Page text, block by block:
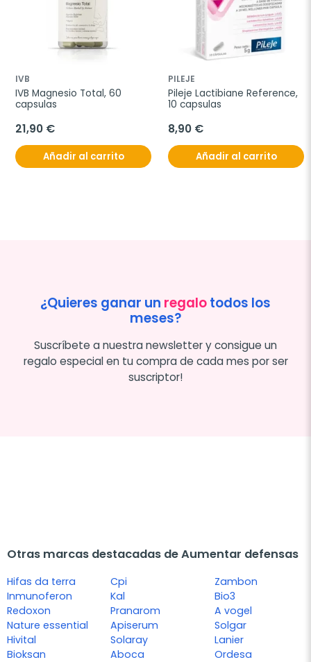
IVB
IVB Magnesio Total, 60
capsulas
21,90 €
Añadir al carrito
PILEJE
Pileje Lactibiane Reference,
10 capsulas
8,90 €
Añadir al carrito
¿Quieres ganar un regalotodos los
meses?
Suscríbete a nuestra newsletter y consigue un
regalo especial en tu compra de cada mes por ser
suscriptor!
Otras marcas destacadas de Aumentar defensas
Hifas da terra
Inmunoferon
Redoxon
Nature essential
Hivital
Bioksan
Cpi
Kal
Pranarom
Apiserum
Solaray
Aboca
Zambon
Bio3
A vogel
Solgar
Lanier
Ordesa